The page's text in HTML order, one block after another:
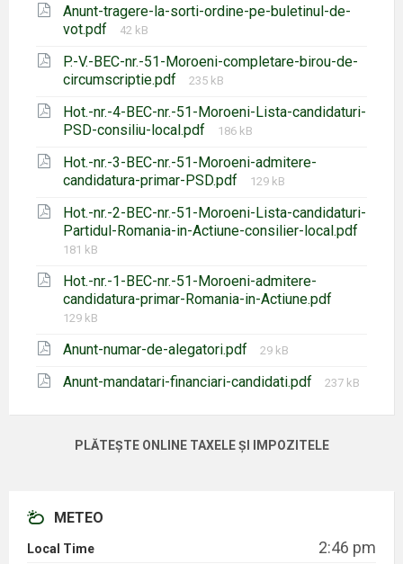
Anunt-tragere-la-sorti-ordine-pe-buletinul-de-
vot.pdf
Mărimea
42 kB
P.-V.-BEC-nr.-51-Moroeni-completare-birou-de-
circumscriptie.pdf
Mărimea
235 kB
Hot.-nr.-4-BEC-nr.-51-Moroeni-Lista-candidaturi-
PSD-consiliu-local.pdf
Mărimea
186 kB
Hot.-nr.-3-BEC-nr.-51-Moroeni-admitere-
candidatura-primar-PSD.pdf
Mărimea
129 kB
Hot.-nr.-2-BEC-nr.-51-Moroeni-Lista-candidaturi-
Partidul-Romania-in-Actiune-consilier-local.pdf
Mărimea
181 kB
Hot.-nr.-1-BEC-nr.-51-Moroeni-admitere-
candidatura-primar-Romania-in-Actiune.pdf
129 kB
Anunt-numar-de-alegatori.pdf
Mărimea
29 kB
Anunt-mandatari-financiari-candidati.pdf
Mărimea
237 kB
PLĂTEȘTE ONLINE TAXELE ȘI IMPOZITELE
METEO
Local Time 2:46 pm